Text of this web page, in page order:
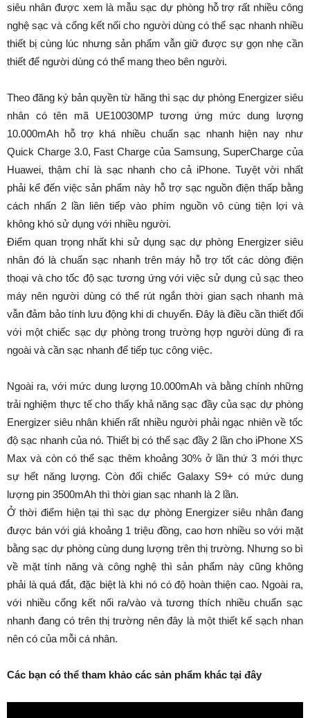
siêu nhân được xem là mẫu sạc dự phòng hỗ trợ rất nhiều công
nghệ sạc và cổng kết nối cho người dùng có thể sạc nhanh nhiều
thiết bị cùng lúc nhưng sản phẩm vẫn giữ được sự gọn nhẹ cần
thiết để người dùng có thể mang theo bên người.
Theo đăng ký bản quyền từ hãng thì sạc dự phòng Energizer siêu
nhân có tên mã UE10030MP tương ứng mức dung lượng
10.000mAh hỗ trợ khá nhiều chuẩn sạc nhanh hiện nay như
Quick Charge 3.0, Fast Charge của Samsung, SuperCharge của
Huawei, thậm chí là sạc nhanh cho cả iPhone. Tuyệt vời nhất
phải kể đến việc sản phẩm này hỗ trợ sạc nguồn điện thấp bằng
cách nhấn 2 lần liên tiếp vào phím nguồn vô cùng tiện lợi và
không khó sử dụng với nhiều người.
Điểm quan trọng nhất khi sử dụng sạc dự phòng Energizer siêu
nhân đó là chuẩn sạc nhanh trên máy hỗ trợ tốt các dòng điện
thoại và cho tốc độ sạc tương ứng với việc sử dụng củ sạc theo
máy nên người dùng có thể rút ngắn thời gian sạch nhanh mà
vẫn đảm bảo tính lưu động khi di chuyển. Đây là điều cần thiết đối
với một chiếc sạc dự phòng trong trường hợp người dùng đi ra
ngoài và cần sạc nhanh để tiếp tục công việc.
Ngoài ra, với mức dung lượng 10.000mAh và bằng chính những
trải nghiệm thực tế cho thấy khả năng sạc đầy của sạc dự phòng
Energizer siêu nhân khiến rất nhiều người phải ngạc nhiên về tốc
độ sạc nhanh của nó. Thiết bị có thể sạc đầy 2 lần cho iPhone XS
Max và còn có thể sạc thêm khoảng 30% ở lần thứ 3 mới thực
sự hết năng lượng. Còn đối chiếc Galaxy S9+ có mức dung
lượng pin 3500mAh thì thời gian sạc nhanh là 2 lần.
Ở thời điểm hiện tại thì sạc dự phòng Energizer siêu nhân đang
được bán với giá khoảng 1 triệu đồng, cao hơn nhiều so với mặt
bằng sạc dự phòng cùng dung lượng trên thị trường. Nhưng so bì
về mặt tính năng và công nghệ thì sản phẩm này cũng không
phải là quá đắt, đặc biệt là khi nó có độ hoàn thiện cao. Ngoài ra,
với nhiều cổng kết nối ra/vào và tương thích nhiều chuẩn sạc
nhanh đang có trên thị trường nên đây là một thiết kế sạch nhan
nên có của mỗi cá nhân.
Các bạn có thể tham khảo các sản phẩm khác tại đây